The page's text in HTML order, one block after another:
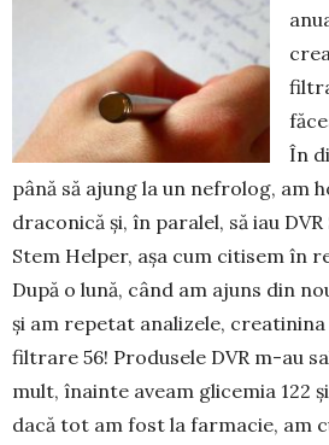
În
până să ajung la un nefrolog, am
draconică și, în paralel, să iau
Stem Helper, așa cum citisem în
După o lună, când am ajuns din
și am repetat analizele,
filtrare 56! Produsele DVR m-au
mult, înainte aveam glicemia 122
dacă tot am fost la farmacie, am